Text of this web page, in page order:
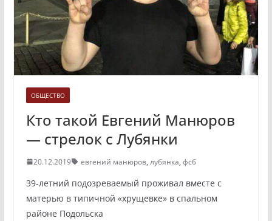
ОБЩЕСТВО
Кто такой Евгений Манюров
— стрелок с Лубянки
20.12.2019 евгений манюров, лубянка, фсб
39-летний подозреваемый проживал вместе с
матерью в типичной «хрущевке» в спальном
районе Подольска